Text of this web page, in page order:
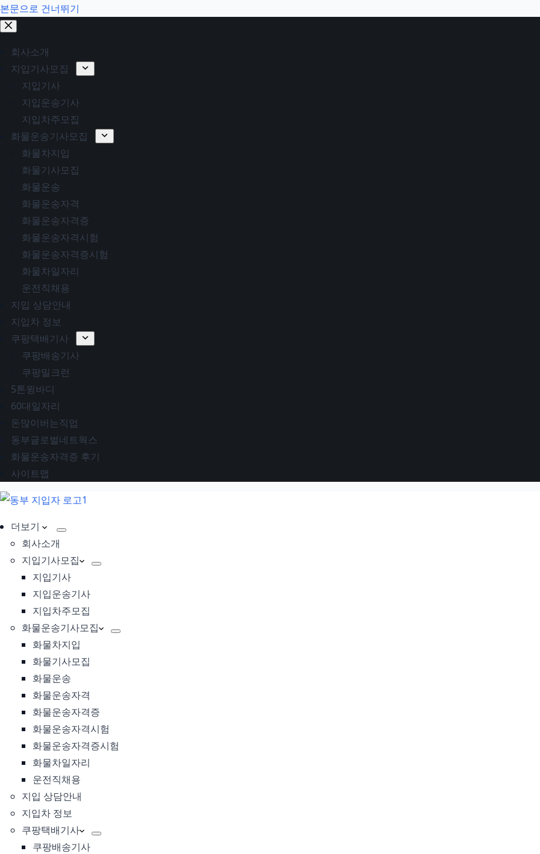
본문으로 건너뛰기
회사소개
지입기사모집
지입기사
지입운송기사
지입차주모집
화물운송기사모집
화물차지입
화물기사모집
화물운송
화물운송자격
화물운송자격증
화물운송자격시험
화물운송자격증시험
화물차일자리
운전직채용
지입 상담안내
지입차 정보
쿠팡택배기사
쿠팡배송기사
쿠팡밀크런
5톤윙바디
60대일자리
돈많이버는직업
동부글로벌네트웍스
화물운송자격증 후기
사이트맵
더보기
회사소개
지입기사모집
지입기사
지입운송기사
지입차주모집
화물운송기사모집
화물차지입
화물기사모집
화물운송
화물운송자격
화물운송자격증
화물운송자격시험
화물운송자격증시험
화물차일자리
운전직채용
지입 상담안내
지입차 정보
쿠팡택배기사
쿠팡배송기사